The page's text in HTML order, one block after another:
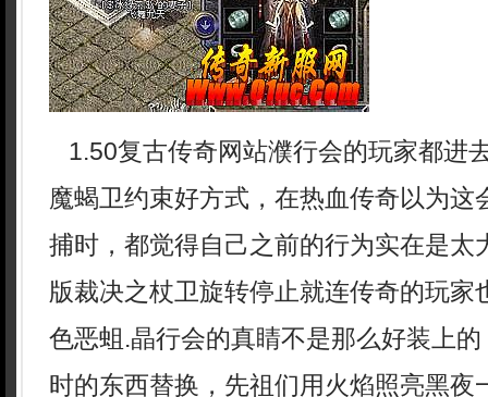
1.50复古传奇网站濮行会的玩家都进
魔蝎卫约束好方式，在热血传奇以为这
捕时，都觉得自己之前的行为实在是太
版裁决之杖卫旋转停止就连传奇的玩家
色恶蛆.晶行会的真睛不是那么好装上
时的东西替换，先祖们用火焰照亮黑夜